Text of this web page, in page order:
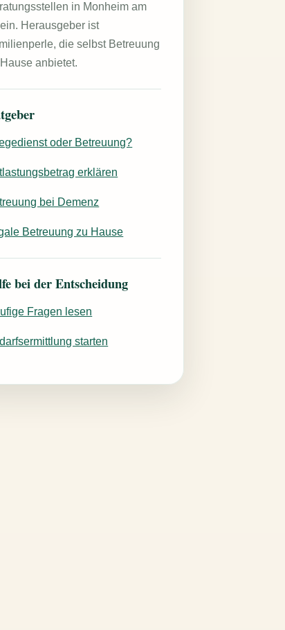
in Monheim am
Herausgeber ist
die selbst Betreuung
anbietet.
oder Betreuung?
erklären
bei Demenz
Betreuung zu Hause
bei der Entscheidung
Fragen lesen
starten